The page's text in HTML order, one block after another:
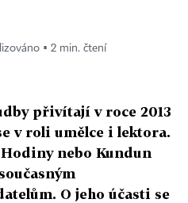
▪ 2 min. čtení
přivítají v roce 2013
v roli umělce i lektora.
nebo Kundun
O jeho účasti se